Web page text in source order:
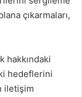
çıkarmaları,
hakkındaki
hedeflerini
iletişim